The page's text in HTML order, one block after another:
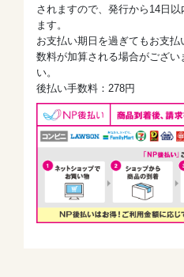
されますので、発行から14日
ます。
お支払い期日を過ぎてもお支
数料が加算される場合がござい
い。
後払い手数料：278円